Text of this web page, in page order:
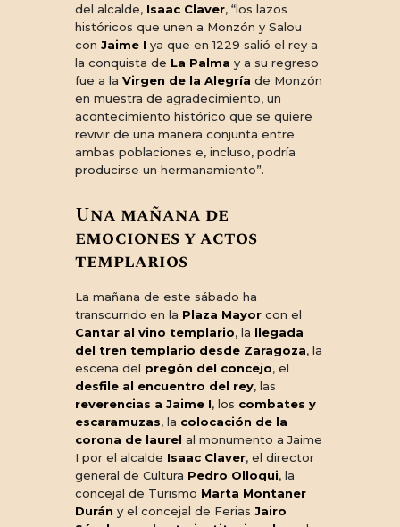
del alcalde, Isaac Claver, “los lazos
históricos que unen a Monzón y Salou
con Jaime I ya que en 1229 salió el rey a
la conquista de La Palma y a su regreso
fue a la Virgen de la Alegría de Monzón
en muestra de agradecimiento, un
acontecimiento histórico que se quiere
revivir de una manera conjunta entre
ambas poblaciones e, incluso, podría
producirse un hermanamiento”.
Una mañana de
emociones y actos
templarios
La mañana de este sábado ha
transcurrido en la Plaza Mayor con el
Cantar al vino templario, la llegada
del tren templario desde Zaragoza, la
escena del pregón del concejo, el
desfile al encuentro del rey, las
reverencias a Jaime I, los combates y
escaramuzas, la colocación de la
corona de laurel al monumento a Jaime
I por el alcalde Isaac Claver, el director
general de Cultura Pedro Olloqui, la
concejal de Turismo Marta Montaner
Durán y el concejal de Ferias Jairo